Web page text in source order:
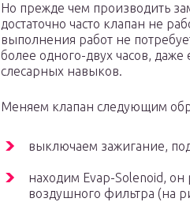
Но прежде чем производить
достаточно часто клапан не
выполнения работ не
более одного-двух часов,
слесарных навыков.
Меняем клапан следующим
выключаем зажигание,
находим Evap-Solenoid, он
воздушного фильтра (на